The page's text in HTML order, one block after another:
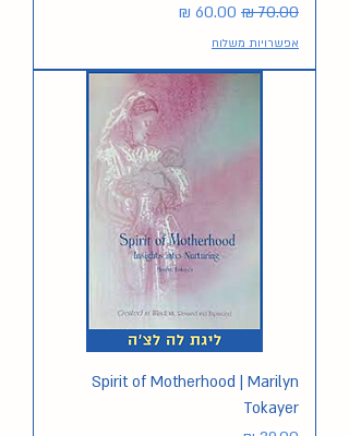
מחיר רגיל מחיר מבצע
אפשרויות משלוח
Spirit of Motherhood | Marilyn
Tokayer